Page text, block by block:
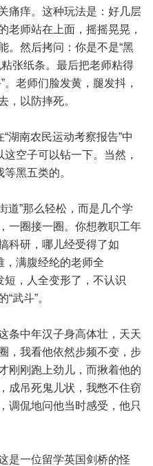
痛痒。这种玩法是：好几层
老师站在上面，摇摇晃晃，
。然后拷问：你是不是“黑
张纸条。最后把老师粘得
老师们脸发黄，腿发抖，
，以防摔死。
南农民运动考察报告”中
空子可以钻一下。当然，
黑五类的。
”那么轻松，而是几个学
一圈接一圈。你想教职工年
科研，哪儿经受得了如
，满腹经纶的老师全
短，人全变形了，不认识
武斗”。
中年汉子身高体壮，天天
，我看他依然步频不变，步
刚刚跑上劲儿，而揪着他的
成吊死鬼儿状，我憋不住窃
调侃地问他当时感受，他只
一位留学英国剑桥的怪